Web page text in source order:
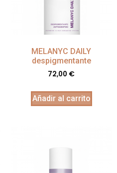
MELANYC DAILY
despigmentante
72,00 €
Añadir al carrito